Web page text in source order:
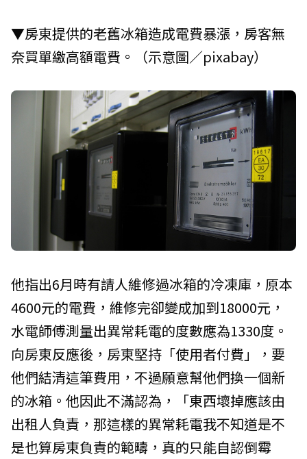
▼房東提供的老舊冰箱造成電費暴漲，房客無
奈買單繳高額電費。（示意圖／pixabay）
他指出6月時有請人維修過冰箱的冷凍庫，原本
4600元的電費，維修完卻變成加到18000元，
水電師傅測量出異常耗電的度數應為1330度。
向房東反應後，房東堅持「使用者付費」，要
他們結清這筆費用，不過願意幫他們換一個新
的冰箱。他因此不滿認為，「東西壞掉應該由
出租人負責，那這樣的異常耗電我不知道是不
是也算房東負責的範疇，真的只能自認倒霉